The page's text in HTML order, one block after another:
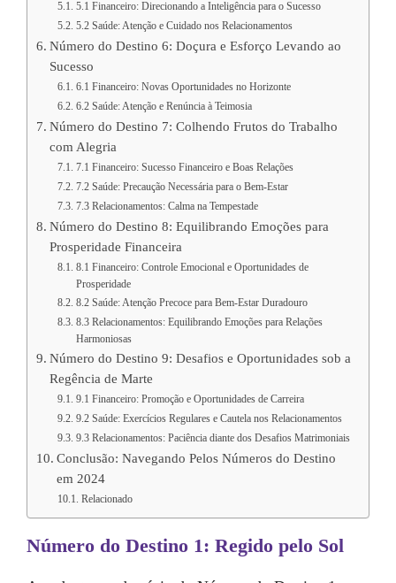
5.1 Financeiro: Direcionando a Inteligência para o Sucesso
5.2 Saúde: Atenção e Cuidado nos Relacionamentos
Número do Destino 6: Doçura e Esforço Levando ao
Sucesso
6.1 Financeiro: Novas Oportunidades no Horizonte
6.2 Saúde: Atenção e Renúncia à Teimosia
Número do Destino 7: Colhendo Frutos do Trabalho
com Alegria
7.1 Financeiro: Sucesso Financeiro e Boas Relações
7.2 Saúde: Precaução Necessária para o Bem-Estar
7.3 Relacionamentos: Calma na Tempestade
Número do Destino 8: Equilibrando Emoções para
Prosperidade Financeira
8.1 Financeiro: Controle Emocional e Oportunidades de
Prosperidade
8.2 Saúde: Atenção Precoce para Bem-Estar Duradouro
8.3 Relacionamentos: Equilibrando Emoções para Relações
Harmoniosas
Número do Destino 9: Desafios e Oportunidades sob a
Regência de Marte
9.1 Financeiro: Promoção e Oportunidades de Carreira
9.2 Saúde: Exercícios Regulares e Cautela nos Relacionamentos
9.3 Relacionamentos: Paciência diante dos Desafios Matrimoniais
Conclusão: Navegando Pelos Números do Destino
em 2024
Relacionado
Número do Destino 1: Regido pelo Sol